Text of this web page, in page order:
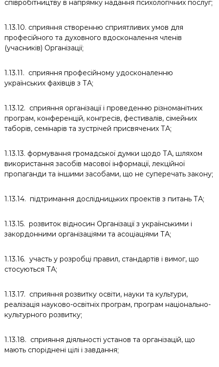
співробітництву в напрямку надання психологічних послуг;
1.13.10. сприяння створенню сприятливих умов для
професійного та духовного вдосконалення членів
(учасників) Організації;
1.13.11. сприяння професійному удосконаленню
українських фахівців з ТА;
1.13.12. сприяння організації і проведенню різноманітних
програм, конференцій, конгресів, фестивалів, сімейних
таборів, семінарів та зустрічей присвячених ТА;
1.13.13. формування громадської думки щодо ТА, шляхом
використання засобів масової інформації, лекційної
пропаганди та іншими засобами, що не суперечать закону;
1.13.14. підтримання дослідницьких проектів з питань ТА;
1.13.15. розвиток відносин Організації з українськими і
закордонними організаціями та асоціаціями ТА;
1.13.16. участь у розробці правил, стандартів і вимог, що
стосуються ТА;
1.13.17. сприяння розвитку освіти, науки та культури,
реалізація науково-освітніх програм, програм національно-
культурного розвитку;
1.13.18. сприяння діяльності установ та організацій, що
мають споріднені цілі і завдання;